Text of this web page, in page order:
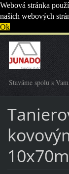
Webová stránka
našich webových
Ok
Staváme spolu s